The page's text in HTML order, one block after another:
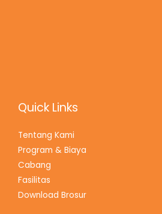
Quick Links
Tentang Kami
Program & Biaya
Cabang
Fasilitas
Download Brosur